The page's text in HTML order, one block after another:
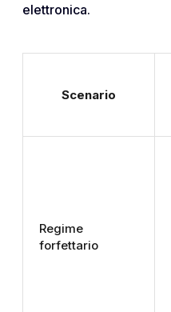
elettronica.
Scenario
Regime
forfettario